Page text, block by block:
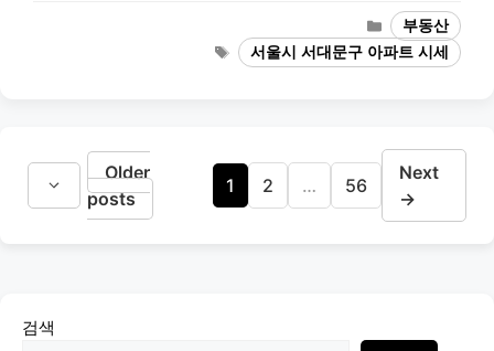
Categories
부동산
Tags
서울시 서대문구 아파트 시세
Older
posts
Page
1 Page
2 … Page
56
Next
→
검색